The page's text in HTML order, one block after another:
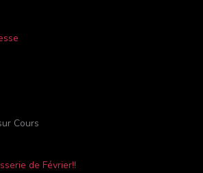
Cours
de Février!!